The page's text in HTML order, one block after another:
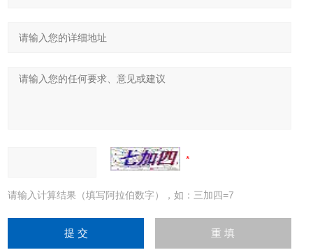
请输入计算结果（填写阿拉伯数字），如：三加四=7